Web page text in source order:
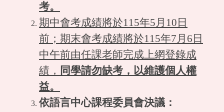
考。
期中會考成績將於115年5月10日
前；期末會考成績將於115年7月6日
中午前由任課老師完成上網登錄成
績， 同學請勿缺考，以維護個人權
益。
依語言中心課程委員會決議：